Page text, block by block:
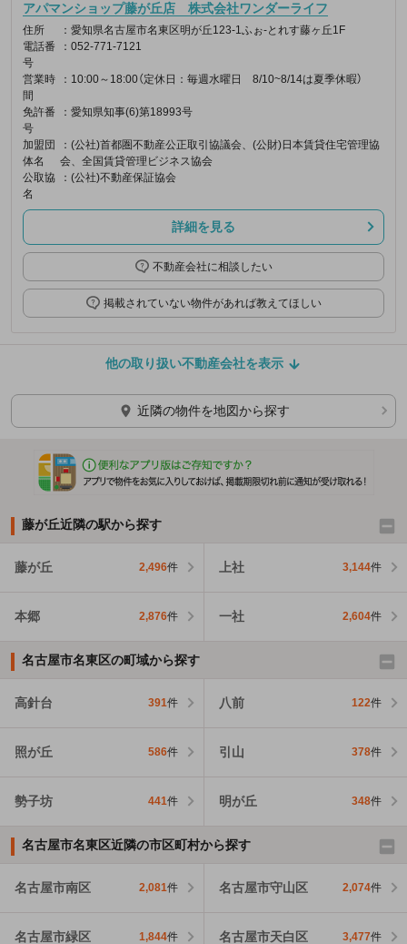
アパマンショップ藤が丘店 株式会社ワンダーライフ
住所
：愛知県名古屋市名東区明が丘123-1ふぉ-とれす藤ヶ丘1F
電話番
号
：052-771-7121
営業時
間
：10:00～18:00（定休日：毎週水曜日 8/10~8/14は夏季休暇）
免許番
号
：愛知県知事(6)第18993号
加盟団
体名
：(公社)首都圏不動産公正取引協議会、(公財)日本賃貸住宅管理協
会、全国賃貸管理ビジネス協会
公取協
名
：(公社)不動産保証協会
詳細を見る
不動産会社に相談したい
掲載されていない物件があれば教えてほしい
他の取り扱い不動産会社を表示
近隣の物件を地図から探す
藤が丘近隣の駅から探す
藤が丘 2,496件 上社 3,144件
本郷 2,876件 一社 2,604件
名古屋市名東区の町域から探す
高針台 391件 八前 122件
照が丘 586件 引山 378件
勢子坊 441件 明が丘 348件
名古屋市名東区近隣の市区町村から探す
名古屋市南区 2,081件 名古屋市守山区 2,074件
名古屋市緑区 1,844件 名古屋市天白区 3,477件